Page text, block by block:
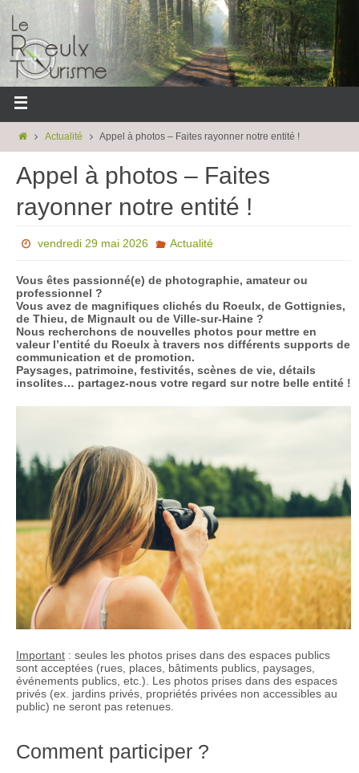
Actualité Appel à photos – Faites rayonner notre entité !
Appel à photos – Faites
rayonner notre entité !
vendredi 29 mai 2026 Actualité
Vous êtes passionné(e) de photographie, amateur ou
professionnel ?
Vous avez de magnifiques clichés du Roeulx, de Gottignies,
de Thieu, de Mignault ou de Ville-sur-Haine ?
Nous recherchons de nouvelles photos pour mettre en
valeur l’entité du Roeulx à travers nos différents supports de
communication et de promotion.
Paysages, patrimoine, festivités, scènes de vie, détails
insolites… partagez-nous votre regard sur notre belle entité !
Important : seules les photos prises dans des espaces publics
sont acceptées (rues, places, bâtiments publics, paysages,
événements publics, etc.). Les photos prises dans des espaces
privés (ex. jardins privés, propriétés privées non accessibles au
public) ne seront pas retenues.
Comment participer ?